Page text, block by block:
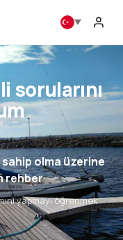
sorularını
sahip olma üzerine
rehber
yapmayı öğrenmek